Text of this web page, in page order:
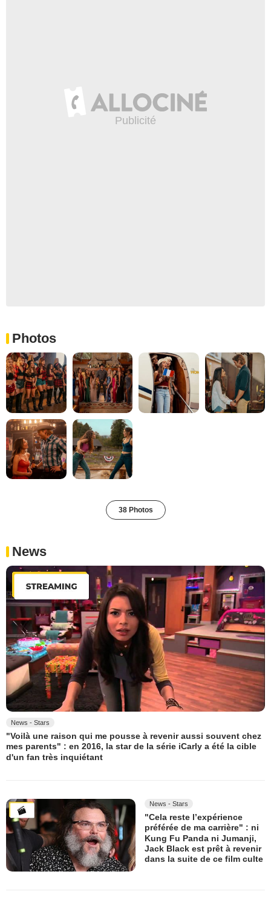
Photos
38 Photos
News
News - Stars
"Voilà une raison qui me pousse à revenir aussi souvent chez
mes parents" : en 2016, la star de la série iCarly a été la cible
d'un fan très inquiétant
News - Stars
"Cela reste l’expérience
préférée de ma carrière" : ni
Kung Fu Panda ni Jumanji,
Jack Black est prêt à revenir
dans la suite de ce film culte